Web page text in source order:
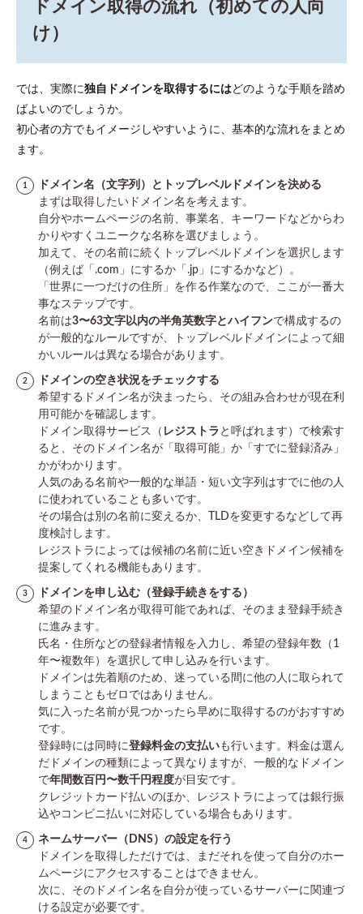
ドメイン取得の流れ（初めての人向
け）
では、実際に独自ドメインを取得するにはどのような手順を踏め
ばよいのでしょうか。
初心者の方でもイメージしやすいように、基本的な流れをまとめ
ます。
ドメイン名（文字列）とトップレベルドメインを決める
まずは取得したいドメイン名を考えます。
自分やホームページの名前、事業名、キーワードなどからわ
かりやすくユニークな名称を選びましょう。
加えて、その名前に続くトップレベルドメインを選択します
（例えば「.com」にするか「.jp」にするかなど）。
「世界に一つだけの住所」を作る作業なので、ここが一番大
事なステップです。
名前は3〜63文字以内の半角英数字とハイフンで構成するの
が一般的なルールですが、トップレベルドメインによって細
かいルールは異なる場合があります。
ドメインの空き状況をチェックする
希望するドメイン名が決まったら、その組み合わせが現在利
用可能かを確認します。
ドメイン取得サービス（ レジストラ と呼ばれます）で検索す
ると、そのドメイン名が「取得可能」か「すでに登録済み」
かがわかります。
人気のある名前や一般的な単語・短い文字列はすでに他の人
に使われていることも多いです。
その場合は別の名前に変えるか、TLDを変更するなどして再
度検討します。
レジストラによっては候補の名前に近い空きドメイン候補を
提案してくれる機能もあります。
ドメインを申し込む（登録手続きをする）
希望のドメイン名が取得可能であれば、そのまま登録手続き
に進みます。
氏名・住所などの登録者情報を入力し、希望の登録年数（1
年〜複数年）を選択して申し込みを行います。
ドメインは先着順のため、迷っている間に他の人に取られて
しまうこともゼロではありません。
気に入った名前が見つかったら早めに取得するのがおすすめ
です。
登録時には同時に登録料金の支払いも行います。料金は選ん
だドメインの種類によって異なりますが、一般的なドメイン
で年間数百円〜数千円程度が目安です。
クレジットカード払いのほか、レジストラによっては銀行振
込やコンビニ払いに対応している場合もあります。
ネームサーバー（DNS）の設定を行う
ドメインを取得しただけでは、まだそれを使って自分のホー
ムページにアクセスすることはできません。
次に、そのドメイン名を自分が使っているサーバーに関連づ
ける設定が必要です。